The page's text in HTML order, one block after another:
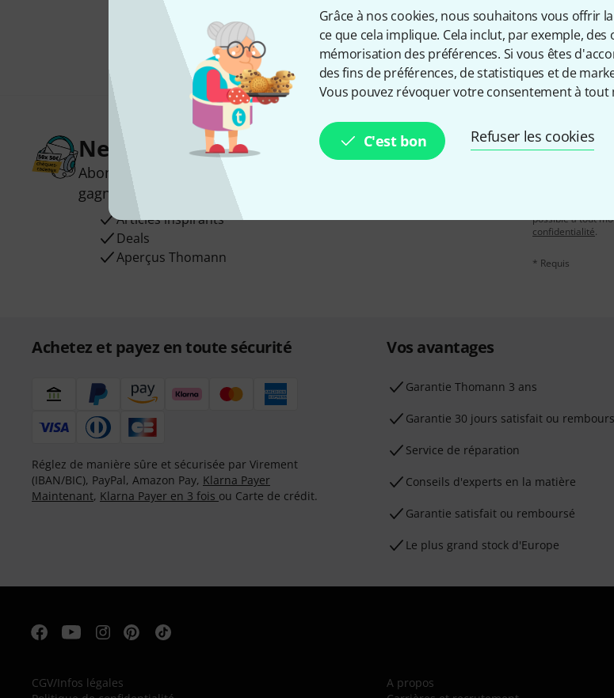
Grâce à nos cookies, nous souhaitons vous offrir
ce que cela implique. Cela inclut, par exemple,
mémorisation des préférences. Si vous êtes
des fins de préférences, de statistiques et de
Vous pouvez révoquer votre consentement à
C'est bon Refuser les cookies
Partager Aide et
Newsletters Thomann
Abonnez-vous à la newsletter Thomann et, avec un peu de chance,
gagnez l'un des 50 bons d'achat d'une valeur de 50 € chacun!
Articles inspirants
Deals
Aperçus Thomann
En cliquant sur
possible à tout
confidentialité.
* Requis
Achetez et payez en toute sécurité
Réglez de manière sûre et sécurisée par Virement
(IBAN/BIC), PayPal, Amazon Pay, Klarna Payer
Maintenant, Klarna Payer en 3 fois ou Carte de crédit.
Vos avantages
Ga­ran­tie Thomann 3 ans
Garantie 30 jours satisfait ou
Service de réparation
Conseils d'experts en la matière
Garantie satisfait ou remboursé
Le plus grand stock d'Europe
CGV/Infos légales
A propos